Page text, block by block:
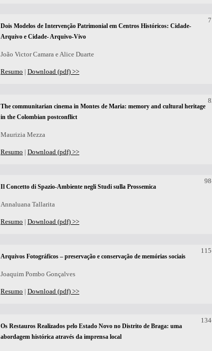
Dois Modelos de Intervenção Patrimonial em Centros Históricos: Cidade-
Arquivo e Cidade- Arquivo-Vivo
João Victor Camara e Alice Duarte
Resumo | Download (pdf) >>
The communitarian cinema in Montes de Maria: memory and cultural heritage
in the Colombian postconflict
Maurizia Mezza
Resumo | Download (pdf) >>
Il Concetto di Spazio-Ambiente negli Studi sulla Prossemica
Annaluana Tallarita
Resumo | Download (pdf) >>
Arquivos Fotográficos – preservação e conservação de memórias sociais
Joaquim Pombo Gonçalves
Resumo | Download (pdf) >>
Os Restauros Realizados pelo Estado Novo no Distrito de Braga: uma
abordagem histórica através da imprensa local